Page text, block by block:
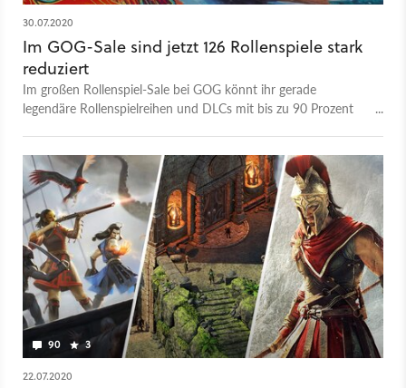
30.07.2020
Im GOG-Sale sind jetzt 126 Rollenspiele stark
reduziert
Im großen Rollenspiel-Sale bei GOG könnt ihr gerade
legendäre Rollenspielreihen und DLCs mit bis zu 90 Prozent
90 3
22.07.2020